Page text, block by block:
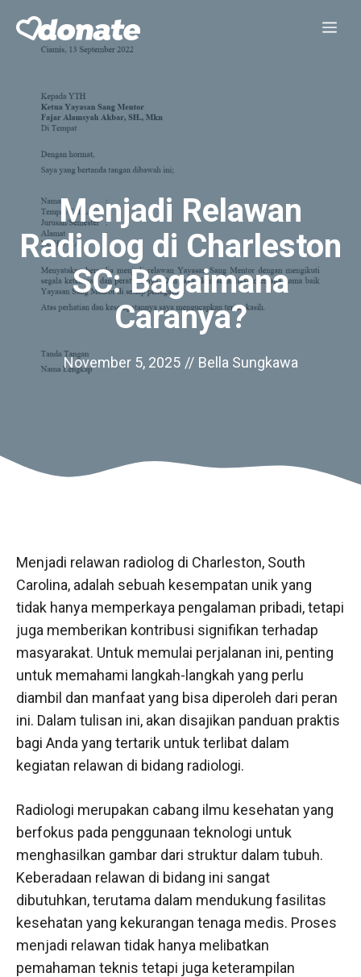
content
Menjadi Relawan
Radiolog di Charleston
SC: Bagaimana
Caranya?
November 5, 2025 // Bella Sungkawa
Menjadi relawan radiolog di Charleston, South
Carolina, adalah sebuah kesempatan unik yang
tidak hanya memperkaya pengalaman pribadi, tetapi
juga memberikan kontribusi signifikan terhadap
masyarakat. Untuk memulai perjalanan ini, penting
untuk memahami langkah-langkah yang perlu
diambil dan manfaat yang bisa diperoleh dari peran
ini. Dalam tulisan ini, akan disajikan panduan praktis
bagi Anda yang tertarik untuk terlibat dalam
kegiatan relawan di bidang radiologi.
Radiologi merupakan cabang ilmu kesehatan yang
berfokus pada penggunaan teknologi untuk
menghasilkan gambar dari struktur dalam tubuh.
Keberadaan relawan di bidang ini sangat
dibutuhkan, terutama dalam mendukung fasilitas
kesehatan yang kekurangan tenaga medis. Proses
menjadi relawan tidak hanya melibatkan
pemahaman teknis tetapi juga keterampilan